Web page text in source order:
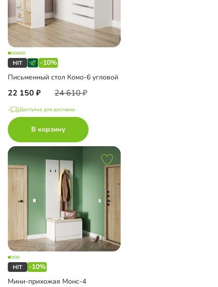
-10%
Письменный стол Комо-6 угловой
22 150 24 610
Доступно для доставки
В корзину
-10%
Мини-прихожая Монс-4